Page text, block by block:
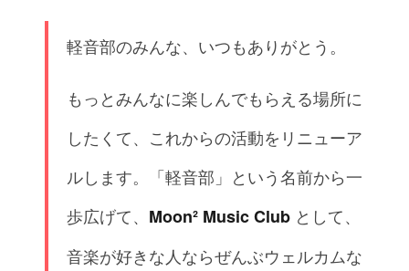
軽音部のみんな、いつもありがとう。
もっとみんなに楽しんでもらえる場所に
したくて、これからの活動をリニューア
ルします。「軽音部」という名前から一
歩広げて、 Moon² Music Clubとして、
音楽が好きな人ならぜんぶウェルカムな